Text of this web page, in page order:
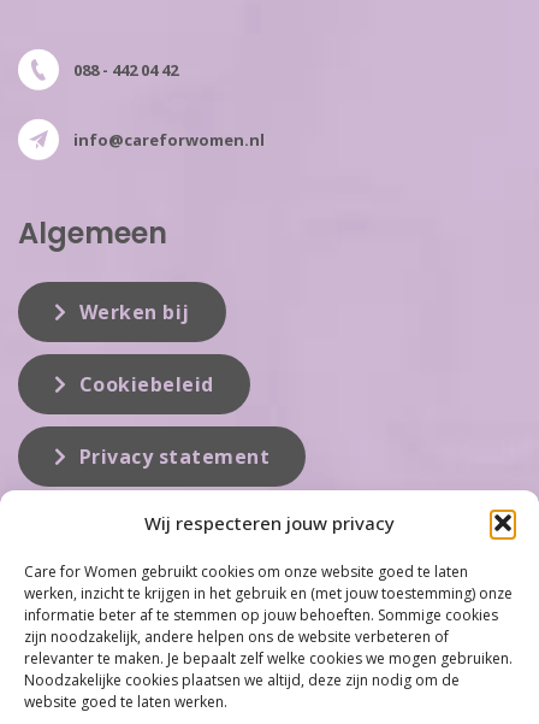
Wij respecteren jouw privacy
Care for Women gebruikt cookies om onze website goed te laten
werken, inzicht te krijgen in het gebruik en (met jouw toestemming) onze
informatie beter af te stemmen op jouw behoeften. Sommige cookies
zijn noodzakelijk, andere helpen ons de website verbeteren of
relevanter te maken. Je bepaalt zelf welke cookies we mogen gebruiken.
Noodzakelijke cookies plaatsen we altijd, deze zijn nodig om de
website goed te laten werken.
088 - 442 04 42
info@careforwomen.nl
Algemeen
Werken bij
Cookiebeleid
Privacy statement
Care for Women is de eerste organisatie die zich inzet op het gebied
van hormonale problemen bij vrouwen. Met ruim 100 locaties
behoort Care for Women tot één van de grootste organisaties op dit
vakgebied...